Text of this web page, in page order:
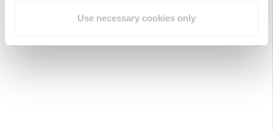
Use necessary cookies only